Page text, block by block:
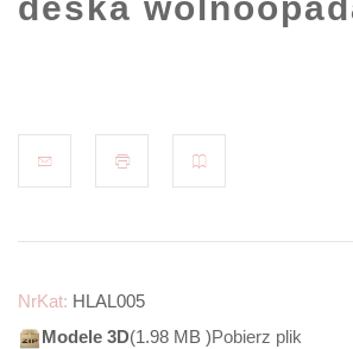
deska
NrKat: HLAL005
Modele 3D(1.98 MB )Pobierz plik